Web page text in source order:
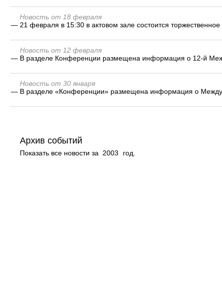
Новость от 18 февраля
— 21 февраля в 15:30 в актовом зале состоится
Новость от 12 февраля
— В разделе Конференции размещена информация о 12-й
Новость от 30 января
— В разделе «Конференции» размещена информация о
Архив событий
Показать все новости за 2003 год.